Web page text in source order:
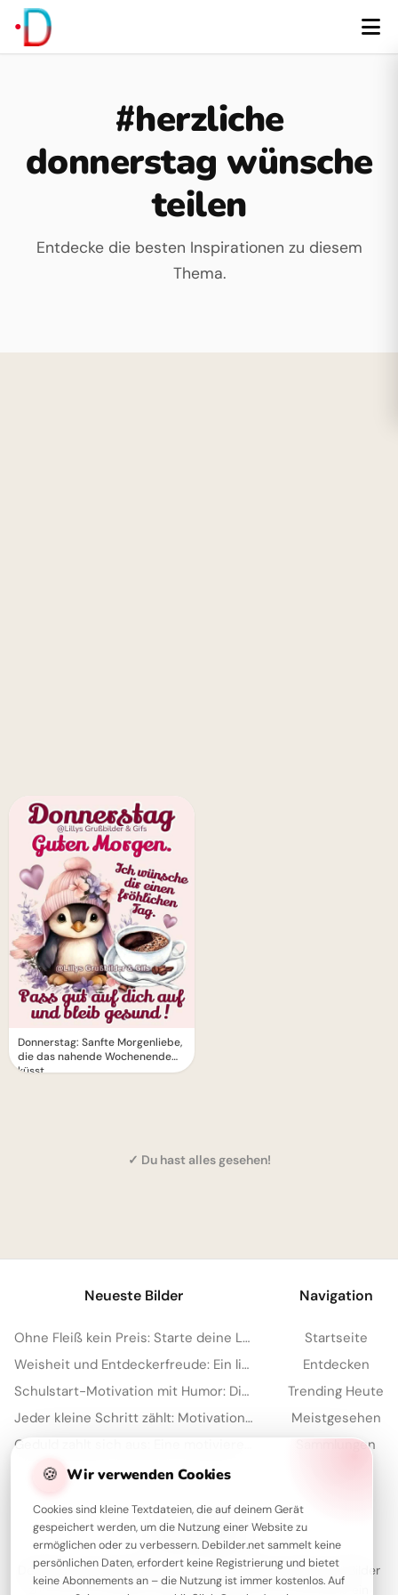
#herzliche
donnerstag wünsche
teilen
Entdecke die besten Inspirationen zu diesem
Thema.
Donnerstag: Sanfte Morgenliebe,
die das nahende Wochenende
küsst
✓ Du hast alles gesehen!
🍪 Wir verwenden Cookies
Cookies sind kleine Textdateien, die auf deinem Gerät
gespeichert werden, um die Nutzung einer Website zu
ermöglichen oder zu verbessern. Debilder.net sammelt keine
persönlichen Daten, erfordert keine Registrierung und bietet
keine Abonnements an – die Nutzung ist immer kostenlos. Auf
Neueste Bilder
Ohne Fleiß kein Preis: Starte deine Lernreise voller Motivation für Instagram
Weisheit und Entdeckerfreude: Ein liebevoller Schulstart-Gruß für YouTube
Schulstart-Motivation mit Humor: Die besten Sprüche für TikTok
Jeder kleine Schritt zählt: Motivation für den Schulstart auf Instagram.
Navigation
Startseite
Entdecken
Trending Heute
Meistgesehen
Sammlungen
Über Debilder
Debilder ist deine Plattform für die schönsten Grüße und Bilder
zum Teilen. Entdecke unsere Sammlung und verschenke ein